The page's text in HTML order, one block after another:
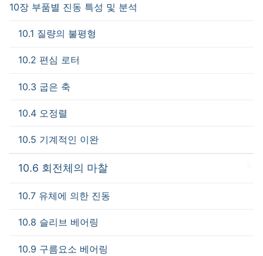
10장 부품별 진동 특성 및 분석
10.1 질량의 불평형
10.2 편심 로터
10.3 굽은 축
10.4 오정렬
10.5 기계적인 이완
10.6 회전체의 마찰
10.7 유체에 의한 진동
10.8 슬리브 베어링
10.9 구름요소 베어링